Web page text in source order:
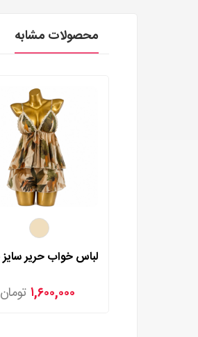
محصولات مشابه
۱,۶۰۰,۰۰۰تومان